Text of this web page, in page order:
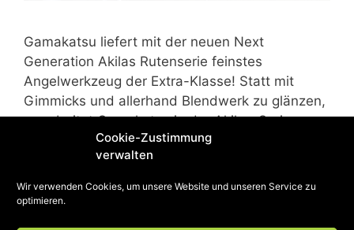
Cookie-Zustimmung
verwalten
Wir verwenden Cookies, um unsere Website und unseren Service zu
optimieren.
Gamakatsu liefert mit der neuen Next
Generation Akilas Rutenserie feinstes
Angelwerkzeug der Extra-Klasse! Statt mit
Gimmicks und allerhand Blendwerk zu glänzen,
verarbeitet Gamakatsu in der Akilas-Serie
bestes Material und hochfunktionelle
Komponenten. Auch die Optik spricht für
absolutes Understatment. Rot, Schwarz und
Akzente von Silber und Gold machen die Rute